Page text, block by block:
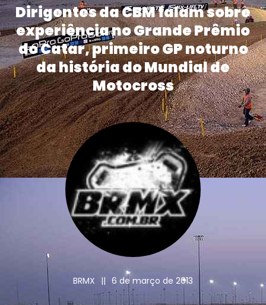
Dirigentes da CBM falam sobre
experiência no Grande Prêmio
do Catar, primeiro GP noturno
da história do Mundial de
Motocross
BRMX || 6 de março de 2013